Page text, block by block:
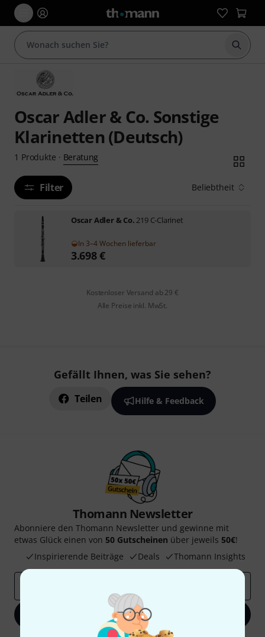
Suche
Oscar Adler & Co. Sonstige
Klarinetten (Deutsch)
1 Produkte · Beratung
Filter Beliebtheit
Oscar Adler & Co. 219 C-Clarinet
In 3–4 Wochen lieferbar
3.698€
Kostenloser Versand ab 29 €
Alle Preise inkl. MwSt.
Gefällt Ihnen, was Sie sehen?
Teilen Hilfe & Feedback
Thomann Newsletter
Abonniere den Thomann Newsletter und gewinne mit
etwas Glück einen von 50 Gutscheinen über jeweils 50€!
Inspirierende Beiträge
Deals Thomann Insights
Jetzt anmelden